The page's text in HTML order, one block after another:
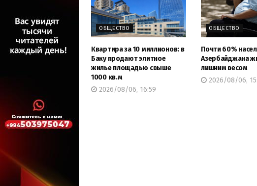
ОБЩЕСТВО
Квартира за 10 миллионов: в
Баку продают элитное
жилье площадью свыше
1000 кв.м
2026/08/06, 16:59
ОБЩЕСТВО
Почти 60%
Азербайджана
лишним весом
2026/08/06,